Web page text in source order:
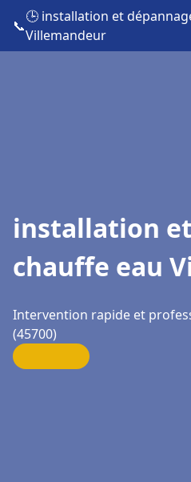
📞
🕒 installation et
Villemandeur
installation
chauffe eau
Intervention rapide et
(45700)